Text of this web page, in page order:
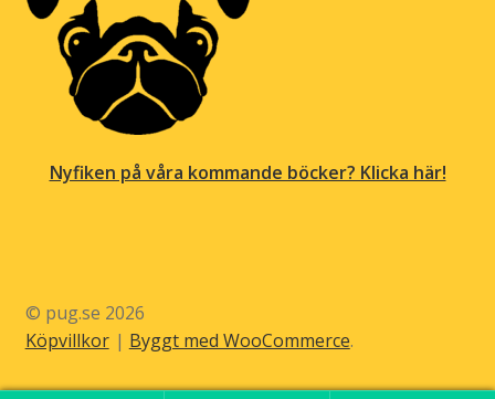
Nyfiken på våra kommande böcker? Klicka här!
© pug.se 2026
Köpvillkor
Byggt med WooCommerce.